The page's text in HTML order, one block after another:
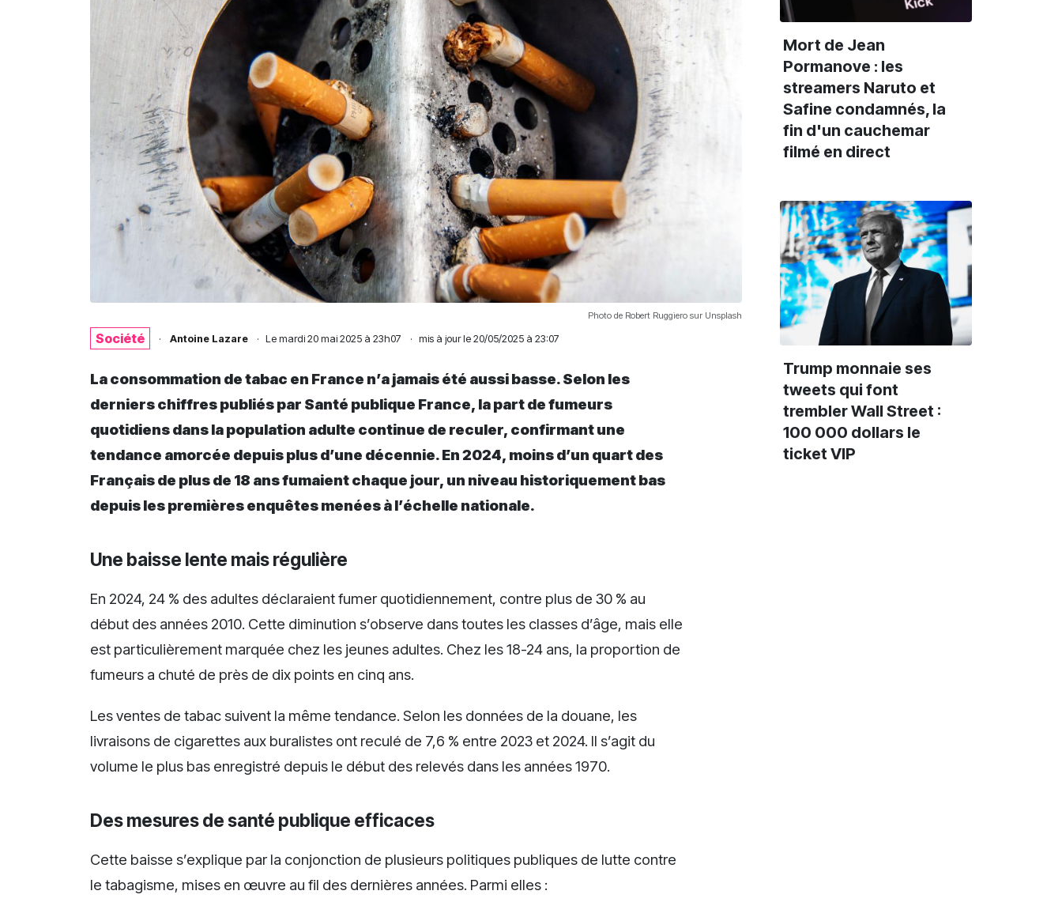
Photo de Robert Ruggiero sur Unsplash
Société · Antoine Lazare · Le mardi 20 mai 2025 à 23h07 · mis à jour le 20/05/2025 à 23:07
La consommation de tabac en France n’a jamais été aussi basse. Selon les
derniers chiffres publiés par Santé publique France, la part de fumeurs
quotidiens dans la population adulte continue de reculer, confirmant une
tendance amorcée depuis plus d’une décennie. En 2024, moins d’un quart des
Français de plus de 18 ans fumaient chaque jour, un niveau historiquement bas
depuis les premières enquêtes menées à l’échelle nationale.
Une baisse lente mais régulière
En 2024, 24 % des adultes déclaraient fumer quotidiennement, contre plus de 30 % au
début des années 2010. Cette diminution s’observe dans toutes les classes d’âge, mais elle
est particulièrement marquée chez les jeunes adultes. Chez les 18-24 ans, la proportion de
fumeurs a chuté de près de dix points en cinq ans.
Les ventes de tabac suivent la même tendance. Selon les données de la douane, les
livraisons de cigarettes aux buralistes ont reculé de 7,6 % entre 2023 et 2024. Il s’agit du
volume le plus bas enregistré depuis le début des relevés dans les années 1970.
Des mesures de santé publique efficaces
Cette baisse s’explique par la conjonction de plusieurs politiques publiques de lutte contre
le tabagisme, mises en œuvre au fil des dernières années. Parmi elles :
Mort de Jean
Pormanove : les
streamers Naruto et
Safine condamnés, la
fin d'un cauchemar
filmé en direct
Trump monnaie ses
tweets qui font
trembler Wall Street :
100 000 dollars le
ticket VIP